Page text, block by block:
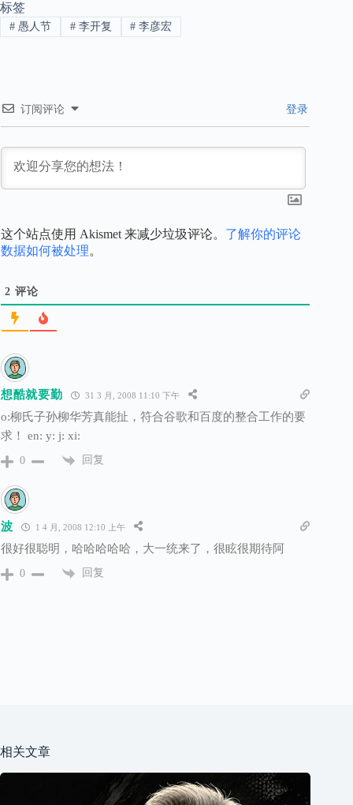
标签
#愚人节 #李开复 # 李彦宏
订阅评论 登录
这个站点使用 Akismet 来减少垃圾评论。 了解你的评论
数据如何被处理。
2 评论
想酷就要勤 31 3 月, 2008 11:10 下午
o:柳氏子孙柳华芳真能扯，符合谷歌和百度的整合工作的要
求！ en: y: j: xi:
0 回复
波 1 4 月, 2008 12:10 上午
很好很聪明，哈哈哈哈哈，大一统来了，很眩很期待阿
0 回复
相关文章